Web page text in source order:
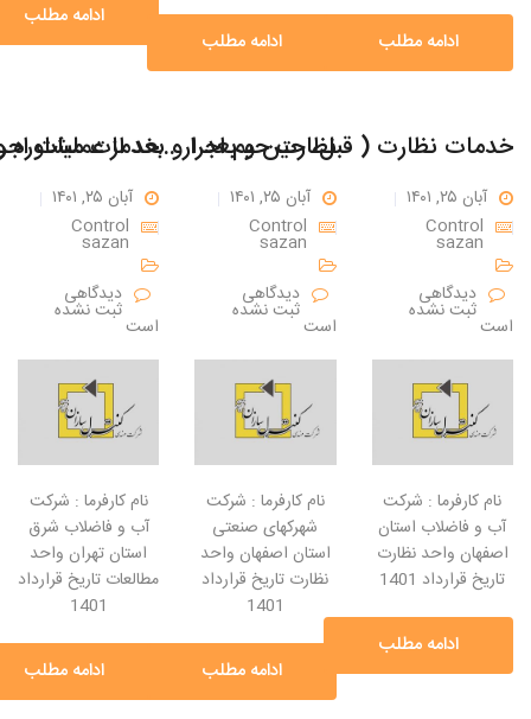
ادامه مطلب
ادامه مطلب ادامه مطلب
آبان ۲۵, ۱۴۰۱
Control
sazan
دیدگاهی
ثبت نشده
است
نام کارفرما : شرکت
آب و فاضلاب شرق
استان تهران واحد
مطالعات تاریخ قرارداد
1401
ادامه مطلب
آبان ۲۵, ۱۴۰۱
Control
sazan
دیدگاهی
ثبت نشده
است
نام کارفرما : شرکت
شهرکهای صنعتی
استان اصفهان واحد
نظارت تاریخ قرارداد
1401
ادامه مطلب
خدمات نظارت ( قبل، حین و بعد ار اجرا) بر احداث تأسیسات فاضلاب شهر نطنز
آبان ۲۵, ۱۴۰۱
Control
sazan
دیدگاهی
ثبت نشده
است
نام کارفرما : شرکت
آب و فاضلاب استان
اصفهان واحد نظارت
تاریخ قرارداد 1401
ادامه مطلب